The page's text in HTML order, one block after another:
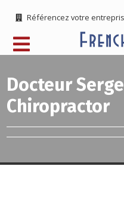
Référencez votre
Docteur
Chiropractor